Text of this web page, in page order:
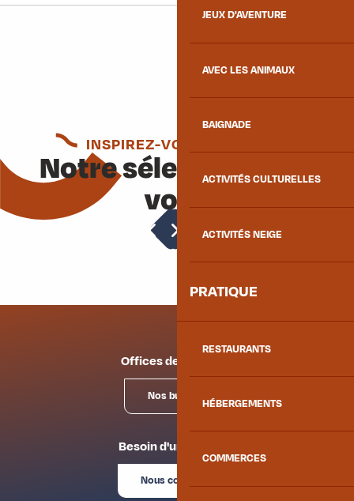
JEUX D'AVENTURE
AVEC LES ANIMAUX
BAIGNADE
ACTIVITÉS CULTURELLES
ACTIVITÉS NEIGE
PRATIQUE
RESTAURANTS
HÉBERGEMENTS
COMMERCES
INSPIREZ-VOUS ENCORE
Notre sélection pour
vous
Location de matériel
Offices de tourisme
Nos bureaux
Besoin d'un conseil ?
Nous contacter